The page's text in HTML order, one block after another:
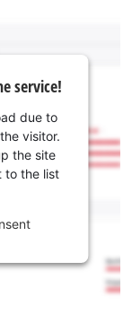
service!
due to
visitor.
the site
to the list